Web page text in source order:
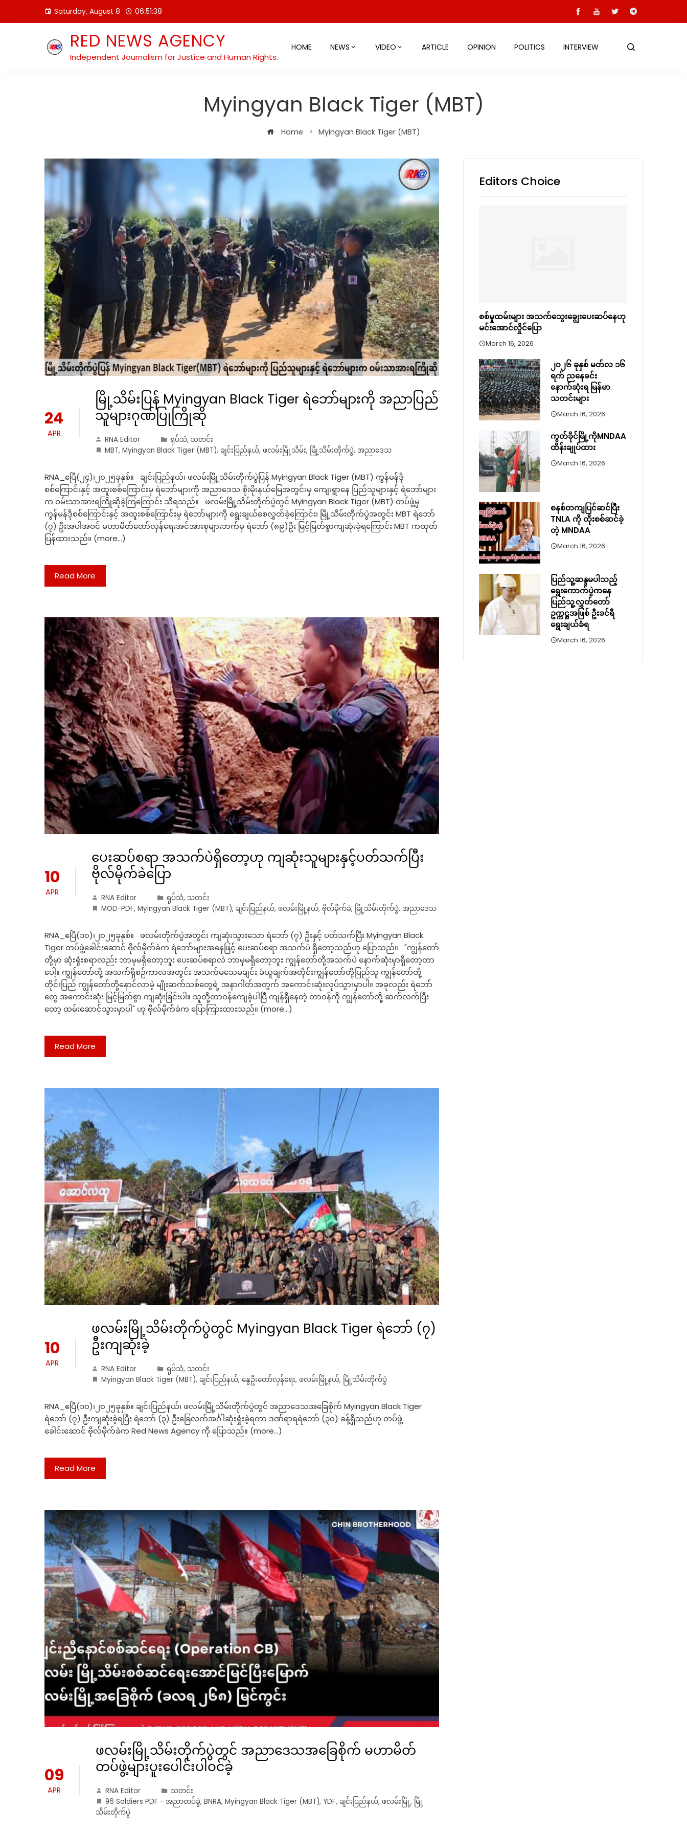
Saturday, August 8 06:51:39
RED NEWS AGENCY
Independent Journalism for Justice and Human Rights.
HOME NEWS VIDEO ARTICLE OPINION POLITICS INTERVIEW
Myingyan Black Tiger (MBT)
Home Myingyan Black Tiger (MBT)
24
APR
မြို့သိမ်းပြန် Myingyan Black Tiger ရဲဘော်များကို အညာပြည်
သူများဂုဏ်ပြုကြိုဆို
RNA Editor ရုပ်သံ, သတင်း
MBT, Myingyan Black Tiger (MBT), ချင်းပြည်နယ်, ဖလမ်းမြို့သိမ်း, မြို့သိမ်းတိုက်ပွဲ, အညာဒေသ
RNA_ဧပြီ(၂၄)၊၂၀၂၅ခုနှစ်။ ချင်းပြည်နယ်၊ ဖလမ်းမြို့သိမ်းတိုက်ပွဲပြန် Myingyan Black Tiger (MBT) ကွန်မန်ဒို
စစ်ကြောင်းနှင့် အထူးစစ်ကြောင်းမှ ရဲဘော်များကို အညာဒေသ စိုးမိုးနယ်မြေအတွင်းမှ ကျေးရွာနေ ပြည်သူများနှင့် ရဲဘော်များ
က ဝမ်းသာအားရကြိုဆိုခဲ့ကြကြောင်း သိရသည်။ ဖလမ်းမြို့သိမ်းတိုက်ပွဲတွင် Myingyan Black Tiger (MBT) တပ်ဖွဲ့မှ
ကွန်မန်ဒိုစစ်ကြောင်းနှင့် အထူးစစ်ကြောင်းမှ ရဲဘော်များကို ရွေးချယ်စေလွှတ်ခဲ့ကြောင်း၊ မြို့သိမ်းတိုက်ပွဲအတွင်း MBT ရဲဘော်
(၇) ဦးအပါအဝင် မဟာမိတ်တော်လှန်ရေးအင်အားစုများဘက်မှ ရဲဘော် (၈၉)ဦး မြင့်မြတ်စွာကျဆုံးခဲ့ရကြောင်း MBT ကထုတ်
ပြန်ထားသည်။ (more…)
Read More
10
APR
ပေးဆပ်စရာ အသက်ပဲရှိတော့ဟု ကျဆုံးသူများနှင့်ပတ်သက်ပြီး
ဗိုလ်မိုက်ခဲပြော
RNA Editor ရုပ်သံ, သတင်း
MOD-PDF, Myingyan Black Tiger (MBT), ချင်းပြည်နယ်, ဖလမ်းမြို့နယ်, ဗိုလ်မိုက်ခဲ, မြို့သိမ်းတိုက်ပွဲ, အညာဒေသ
RNA_ဧပြီ(၁၀)၊၂၀၂၅ခုနှစ်။ ဖလမ်းတိုက်ပွဲအတွင်း ကျဆုံးသွားသော ရဲဘော် (၇) ဦးနှင့် ပတ်သက်ပြီး Myingyan Black
Tiger တပ်ဖွဲ့ခေါင်းဆောင် ဗိုလ်မိုက်ခဲက ရဲဘော်များအနေဖြင့် ပေးဆပ်စရာ အသက်ပဲ ရှိတော့သည်ဟု ပြောသည်။ "ကျွန်တော်
တို့မှာ ဆုံးရှုံးစရာလည်း ဘာမှမရှိတော့ဘူး ပေးဆပ်စရာလဲ ဘာမှမရှိတော့ဘူး ကျွန်တော်တို့အသက်ပဲ နောက်ဆုံးမှာရှိတော့တာ
ပေါ့။ ကျွန်တော်တို့ အသက်ရှိစဉ်ကာလအတွင်း အသက်မသေမချင်း ခံယူချက်အတိုင်းကျွန်တော်တို့ပြည်သူ ကျွန်တော်တို့
တိုင်းပြည် ကျွန်တော်တို့နောင်လာမဲ့ မျိုးဆက်သစ်တွေရဲ့ အနာဂါတ်အတွက် အကောင်းဆုံးလုပ်သွားမှာပါ။ အခုလည်း ရဲဘော်
တွေ အကောင်းဆုံး မြင့်မြတ်စွာ ကျဆုံးခြင်းပါ။ သူတို့တာဝန်ကျေခဲ့ပါပြီ ကျန်ရှိနေတဲ့ တာဝန်ကို ကျွန်တော်တို့ ဆက်လက်ပြီး
တော့ ထမ်းဆောင်သွားမှာပါ" ဟု ဗိုလ်မိုက်ခဲက ပြောကြားထားသည်။ (more…)
Read More
10
APR
ဖလမ်းမြို့သိမ်းတိုက်ပွဲတွင် Myingyan Black Tiger ရဲဘော် (၇)
ဦးကျဆုံးခဲ့
RNA Editor ရုပ်သံ, သတင်း
Myingyan Black Tiger (MBT), ချင်းပြည်နယ်, နွေဦးတော်လှန်ရေး, ဖလမ်းမြို့နယ်, မြို့သိမ်းတိုက်ပွဲ
RNA_ဧပြီ(၁၀)၊၂၀၂၅ခုနှစ်။ ချင်းပြည်နယ်၊ ဖလမ်းမြို့သိမ်းတိုက်ပွဲတွင် အညာဒေသအခြေစိုက် Myingyan Black Tiger
ရဲဘော် (၇) ဦးကျဆုံးခဲ့ရပြီး ရဲဘော် (၃) ဦးခြေလက်အင်္ဂါဆုံးရှုံးခဲ့ရကာ ဒဏ်ရာရရဲဘော် (၃၀) ခန့်ရှိသည်ဟု တပ်ဖွဲ့
ခေါင်းဆောင် ဗိုလ်မိုက်ခဲက Red News Agency ကို ပြောသည်။ (more…)
Read More
09
APR
ဖလမ်းမြို့သိမ်းတိုက်ပွဲတွင် အညာဒေသအခြေစိုက် မဟာမိတ်
တပ်ဖွဲ့များပူးပေါင်းပါဝင်ခဲ့
RNA Editor
သတင်း
96 Soldiers PDF - အညာတပ်ခွဲ, BNRA, Myingyan Black Tiger (MBT), YDF, ချင်းပြည်နယ်, ဖလမ်းမြို့, မြို့
သိမ်းတိုက်ပွဲ
Editors Choice
စစ်မှုထမ်းများ အသက်သွေးချွေးပေးဆပ်နေဟု
မင်းအောင်လှိုင်ပြော
March 16, 2026
၂၀၂၆ ခုနှစ် မတ်လ ၁၆
ရက် ညနေခင်း
နောက်ဆုံးရ မြန်မာ
သတင်းများ
March 16, 2026
ကွတ်ခိုင်မြို့ကိုMNDAA
ထိန်းချုပ်ထား
March 16, 2026
စနစ်တကျပြင်ဆင်ပြီး
TNLA ကို ထိုးစစ်ဆင်ခဲ့
တဲ့ MNDAA
March 16, 2026
ပြည်သူ့ဆန္ဒမပါသည့်
ရွေးကောက်ပွဲကနေ
ပြည်သူ့လွှတ်တော်
ဥက္ကဋ္ဌအဖြစ် ဦးခင်ရီ
ရွေးချယ်ခံရ
March 16, 2026